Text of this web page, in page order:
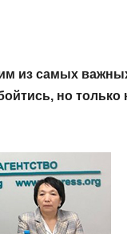
из самых
но только